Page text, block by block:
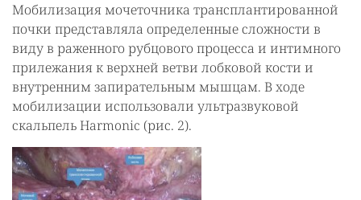
Мобилизация мочеточника трансплантированной
почки представляла определенные сложности в
виду в раженного рубцового процесса и интимного
прилежания к верхней ветви лобковой кости и
внутренним запирательным мышцам. В ходе
мобилизации использовали ультразвуковой
скальпель Harmonic (рис. 2).